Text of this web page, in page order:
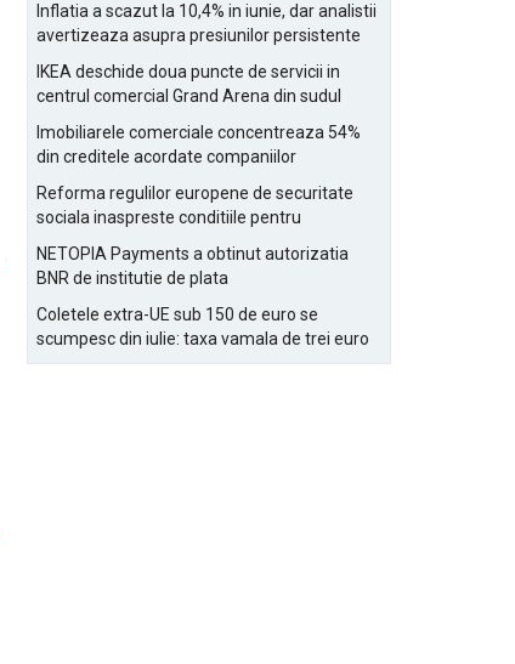
Inflatia a scazut la 10,4% in iunie, dar analistii
avertizeaza asupra presiunilor persistente
IKEA deschide doua puncte de servicii in
centrul comercial Grand Arena din sudul
Imobiliarele comerciale concentreaza 54%
din creditele acordate companiilor
Reforma regulilor europene de securitate
sociala inaspreste conditiile pentru
NETOPIA Payments a obtinut autorizatia
BNR de institutie de plata
Coletele extra-UE sub 150 de euro se
scumpesc din iulie: taxa vamala de trei euro
pe articol, adaugata la taxa logistica